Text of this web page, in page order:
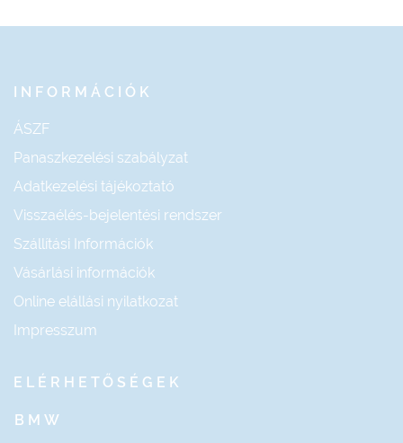
INFORMÁCIÓK
ÁSZF
Panaszkezelési szabályzat
Adatkezelési tájékoztató
Visszaélés-bejelentési rendszer
Szállítási Információk
Vásárlási információk
Online elállási nyilatkozat
Impresszum
ELÉRHETŐSÉGEK
BMW